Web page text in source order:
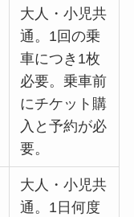
大人・小児共
通。1回の乗
車につき1枚
必要。乗車前
にチケット購
入と予約が必
要。
大人・小児共
通。1日何度